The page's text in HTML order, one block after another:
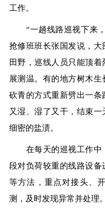
工作。
“一趟线路巡视下来，
抢修班班长张国发说，大
田野，巡线人员只能顶
展测温。有的地方树木
砍青的方式重新劈出一
又湿、湿了又干，结束
细密的盐渍。
在每天的巡视工作中
段对负荷较重的线路设
等方法，重点对接头、
测，及时发现异常并处理。